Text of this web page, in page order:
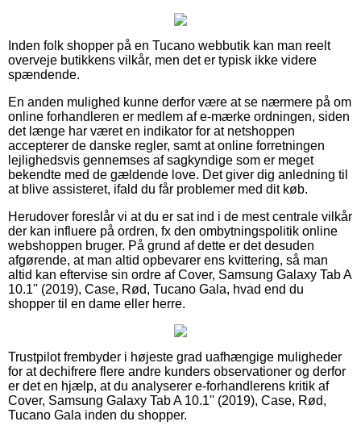
Inden folk shopper på en Tucano webbutik kan man reelt
overveje butikkens vilkår, men det er typisk ikke videre
spændende.
En anden mulighed kunne derfor være at se nærmere på om
online forhandleren er medlem af e-mærke ordningen, siden
det længe har været en indikator for at netshoppen
accepterer de danske regler, samt at online forretningen
lejlighedsvis gennemses af sagkyndige som er meget
bekendte med de gældende love. Det giver dig anledning til
at blive assisteret, ifald du får problemer med dit køb.
Herudover foreslår vi at du er sat ind i de mest centrale vilkår
der kan influere på ordren, fx den ombytningspolitik online
webshoppen bruger. På grund af dette er det desuden
afgørende, at man altid opbevarer ens kvittering, så man
altid kan eftervise sin ordre af Cover, Samsung Galaxy Tab A
10.1'' (2019), Case, Rød, Tucano Gala, hvad end du
shopper til en dame eller herre.
Trustpilot frembyder i højeste grad uafhængige muligheder
for at dechifrere flere andre kunders observationer og derfor
er det en hjælp, at du analyserer e-forhandlerens kritik af
Cover, Samsung Galaxy Tab A 10.1'' (2019), Case, Rød,
Tucano Gala inden du shopper.